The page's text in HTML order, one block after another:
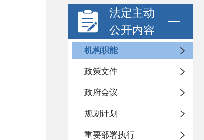
法定主动
公开内容
机构职能
政策文件
政府会议
规划计划
重要部署执行